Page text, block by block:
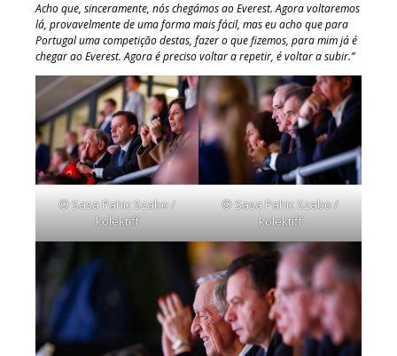
Acho que, sinceramente, nós chegámos ao Everest. Agora voltaremos
lá, provavelmente de uma forma mais fácil, mas eu acho que para
Portugal uma competição destas, fazer o que fizemos, para mim já é
chegar ao Everest. Agora é preciso voltar a repetir, é voltar a subir.”
© Sasa Pahic Szabo /
kolektiff
© Sasa Pahic Szabo /
kolektiff